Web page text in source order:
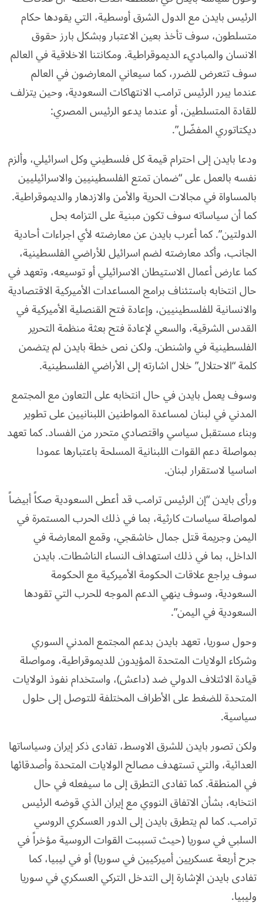
الرئيس بايدن مع الدول الشرق أوسطية، التي يقودها حكام
متسلطون، سوف تأخذ بعين الاعتبار وبشكل بارز حقوق
الانسان والمباديء الديموقراطية. ومكانتنا الاخلاقية في العالم
سوف تتعرض للضرر، كما سيعاني المعارضون في العالم
عندما يبرر الرئيس ترامب الانتهاكات السعودية، وحين يتزلف
للقادة المتسلطين، أو عندما يدعو الرئيس المصري:
ديكتاتوري المفضّل”.
ودعا بايدن إلى احترام قيمة كل فلسطيني وكل اسرائيلي، وألزم
نفسه بالعمل على “ضمان تمتع الفلسطينيين والاسرائيليين
بالمساواة في مجالات الحرية والأمن والازدهار والديموقراطية.
كما أن سياساته سوف تكون مبنية على التزامه بحل
الدولتين”. كما أعرب بايدن عن معارضته لأي اجراءات أحادية
الجانب، وأكد معارضته لضم اسرائيل للأراضي الفلسطينية،
كما عارض أعمال الاستيطان الاسرائيلي أو توسيعه، وتعهد في
حال انتخابه باستئناف برامج المساعدات الأميركية الاقتصادية
والانسانية للفلسطينيين، وإعادة فتح القنصلية الأميركية في
القدس الشرقية، والسعي لإعادة فتح بعثة منظمة التحرير
الفلسطينية في واشنطن. ولكن نص خطة بايدن لم يتضمن
كلمة “الاحتلال” خلال اشارته إلى الأراضي الفلسطينية.
وسوف يعمل بايدن في حال انتخابه على التعاون مع المجتمع
المدني في لبنان لمساعدة المواطنين اللبنانيين على تطوير
وبناء مستقبل سياسي واقتصادي متحرر من الفساد. كما تعهد
بمواصلة دعم القوات اللبنانية المسلحة باعتبارها عمودا
اساسيا لاستقرار لبنان.
ورأى بايدن “إن الرئيس ترامب قد أعطى السعودية صكاً أبيضاً
لمواصلة سياسات كارثية، بما في ذلك الحرب المستمرة في
اليمن وجريمة قتل جمال خاشقجي، وقمع المعارضة في
الداخل، بما في ذلك استهداف النساء الناشطات. بايدن
سوف يراجع علاقات الحكومة الأميركية مع الحكومة
السعودية، وسوف ينهي الدعم الموجه للحرب التي تقودها
السعودية في اليمن”.
وحول سوريا، تعهد بايدن بدعم المجتمع المدني السوري
وشركاء الولايات المتحدة المؤيدون للديموقراطية، ومواصلة
قيادة الائتلاف الدولي ضد (داعش)، واستخدام نفوذ الولايات
المتحدة للضغط على الأطراف المختلفة للتوصل إلى حلول
سياسية.
ولكن تصور بايدن للشرق الاوسط، تفادى ذكر إيران وسياساتها
العدائية، والتي تستهدف مصالح الولايات المتحدة وأصدقائها
في المنطقة. كما تفادى التطرق إلى ما سيفعله في حال
انتخابه، بشأن الاتفاق النووي مع إيران الذي قوضه الرئيس
ترامب. كما لم يتطرق بايدن إلى الدور العسكري الروسي
السلبي في سوريا (حيث تسببت القوات الروسية مؤخراً في
جرح أربعة عسكريين أميركيين في سوريا) أو في ليبيا، كما
تفادى بايدن الإشارة إلى التدخل التركي العسكري في سوريا
وليبيا.